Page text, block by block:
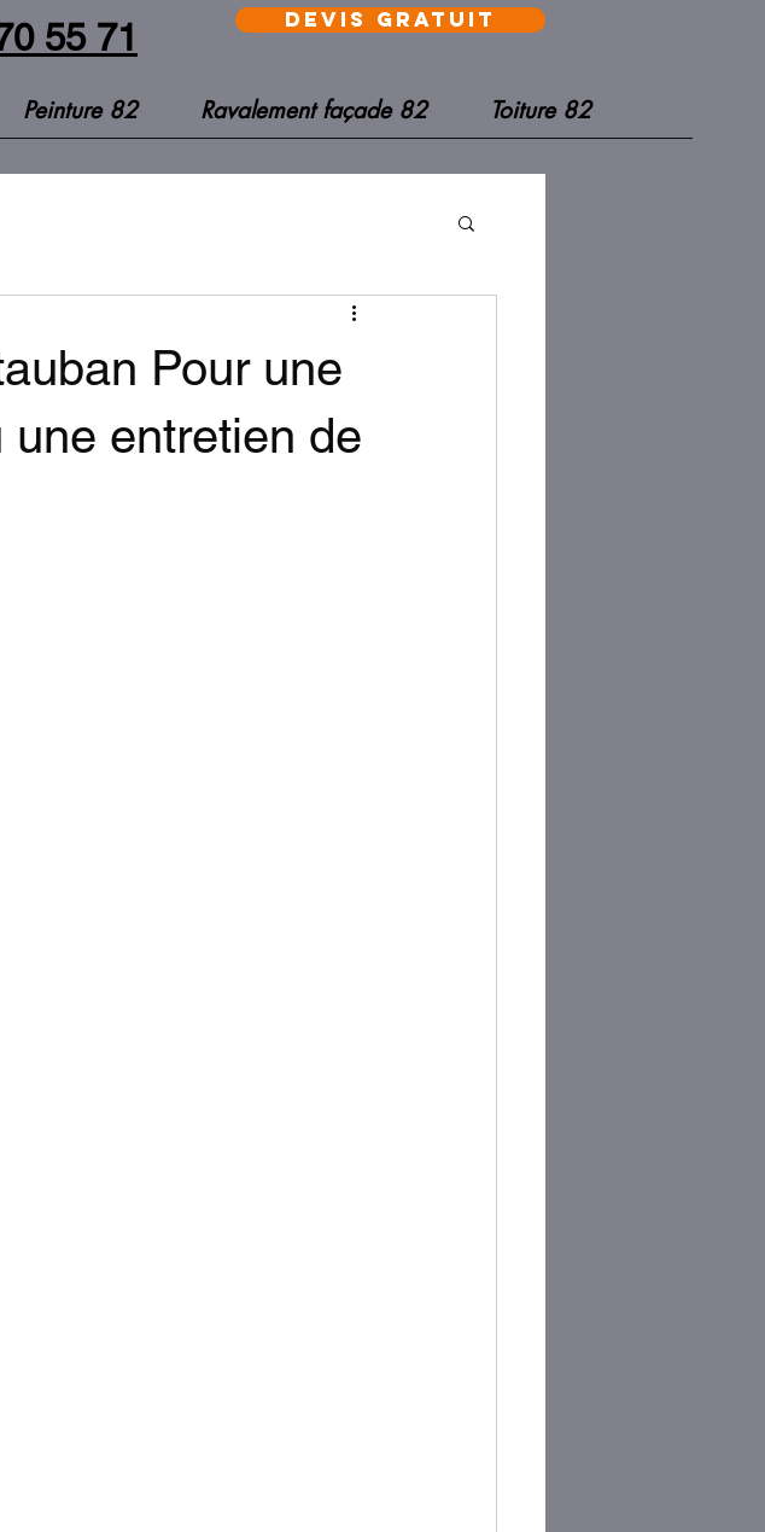
55 71 devis gratuit
Peinture 82 Ravalement façade 82 Toiture 82
Pour une
une entretien de